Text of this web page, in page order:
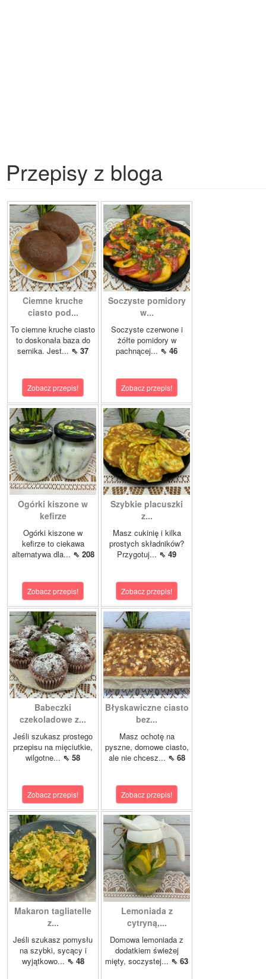
Przepisy z bloga
Ciemne kruche
ciasto pod...
To ciemne kruche ciasto
to doskonała baza do
sernika. Jest... ⇖ 37
Zobacz przepis!
Soczyste pomidory
w...
Soczyste czerwone i
żółte pomidory w
pachnącej... ⇖ 46
Zobacz przepis!
Ogórki kiszone w
kefirze
Ogórki kiszone w
kefirze to ciekawa
alternatywa dla... ⇖ 208
Zobacz przepis!
Szybkie placuszki
z...
Masz cukinię i kilka
prostych składników?
Przygotuj... ⇖ 49
Zobacz przepis!
Babeczki
czekoladowe z...
Jeśli szukasz prostego
przepisu na mięciutkie,
wilgotne... ⇖ 58
Zobacz przepis!
Błyskawiczne ciasto
bez...
Masz ochotę na
pyszne, domowe ciasto,
ale nie chcesz... ⇖ 68
Zobacz przepis!
Makaron tagliatelle
z...
Jeśli szukasz pomysłu
na szybki, sycący i
wyjątkowo... ⇖ 48
Lemoniada z
cytryną,...
Domowa lemoniada z
dodatkiem świeżej
mięty, soczystej... ⇖ 63